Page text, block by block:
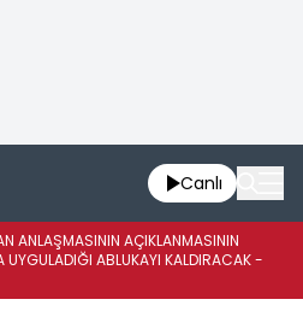
Canlı
ANLAŞMASININ AÇIKLANMASININ
UYGULADIĞI ABLUKAYI KALDIRACAK -